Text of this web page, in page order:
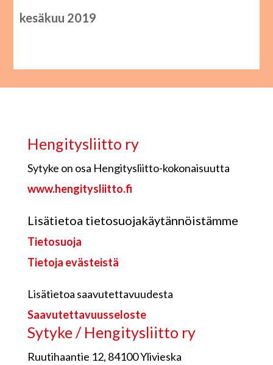
kesäkuu 2019
Hengitysliitto ry
Sytyke on osa Hengitysliitto-kokonaisuutta
www.hengitysliitto.fi
Lisätietoa tietosuojakäytännöistämme
Tietosuoja
Tietoja evästeistä
Lisätietoa saavutettavuudesta
Saavutettavuusseloste
Sytyke / Hengitysliitto ry
Ruutihaantie 12, 84100 Ylivieska